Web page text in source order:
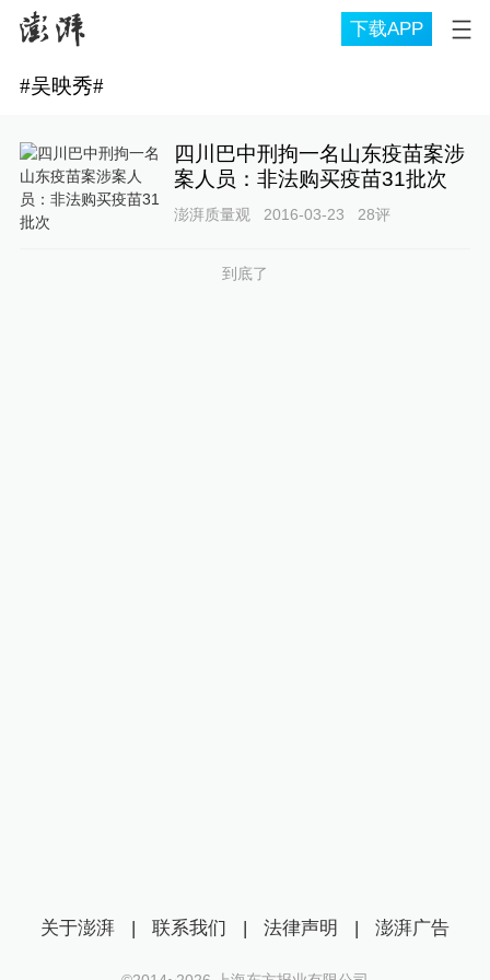
下载APP
#吴映秀#
四川巴中刑拘一名山东疫苗案涉
案人员：非法购买疫苗31批次
澎湃质量观 2016-03-23 28评
到底了
关于澎湃 | 联系我们 | 法律声明 | 澎湃广告